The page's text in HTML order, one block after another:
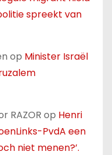
spreekt van
op Minister Israël
RAZOR op Henri
PvdA een
niet menen?’.